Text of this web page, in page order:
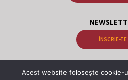
ÎNSCRIE-TE
Acest website folosește cookie-